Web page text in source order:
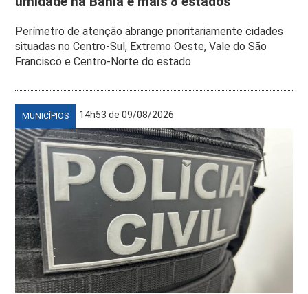
Perímetro de atenção abrange prioritariamente cidades
situadas no Centro-Sul, Extremo Oeste, Vale do São
Francisco e Centro-Norte do estado
MUNICÍPIOS 14h53 de 09/08/2026